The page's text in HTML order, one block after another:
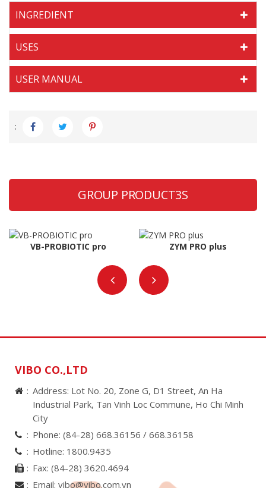
INGREDIENT
USES
USER MANUAL
:
GROUP PRODUCT3S
VB-PROBIOTIC pro ZYM PRO plus
VIBO CO.,LTD
Address: Lot No. 20, Zone G, D1 Street, An Ha
Industrial Park, Tan Vinh Loc Commune, Ho Chi Minh
City
Phone: (84-28) 668.36156 / 668.36158
Hotline: 1800.9435
Fax: (84-28) 3620.4694
Email: vibo@vibo.com.vn